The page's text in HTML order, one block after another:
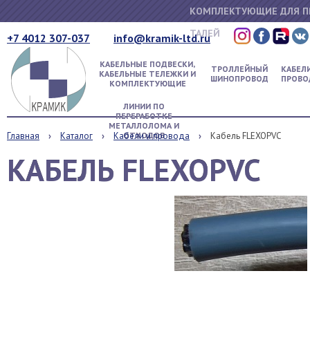
КОМПЛЕКТУЮЩИЕ ДЛЯ
ТАЛЕЙ
+7 4012 307-037 info@kramik-ltd.ru
КАБЕЛЬНЫЕ ПОДВЕСКИ,
КАБЕЛЬНЫЕ ТЕЛЕЖКИ И
КОМПЛЕКТУЮЩИЕ
ТРОЛЛЕЙНЫЙ
ШИНОПРОВОД
ЛИНИИ ПО
ПЕРЕРАБОТКЕ
МЕТАЛЛОЛОМА И
ОТХОДОВ
Главная Каталог Кабели и провода Кабель FLEXOPVC
КАБЕЛЬ FLEXOPVC